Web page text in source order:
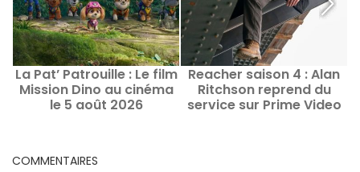
La Pat’ Patrouille : Le film
Mission Dino au cinéma
le 5 août 2026
Reacher saison 4 : Alan
Ritchson reprend du
service sur Prime Video
COMMENTAIRES